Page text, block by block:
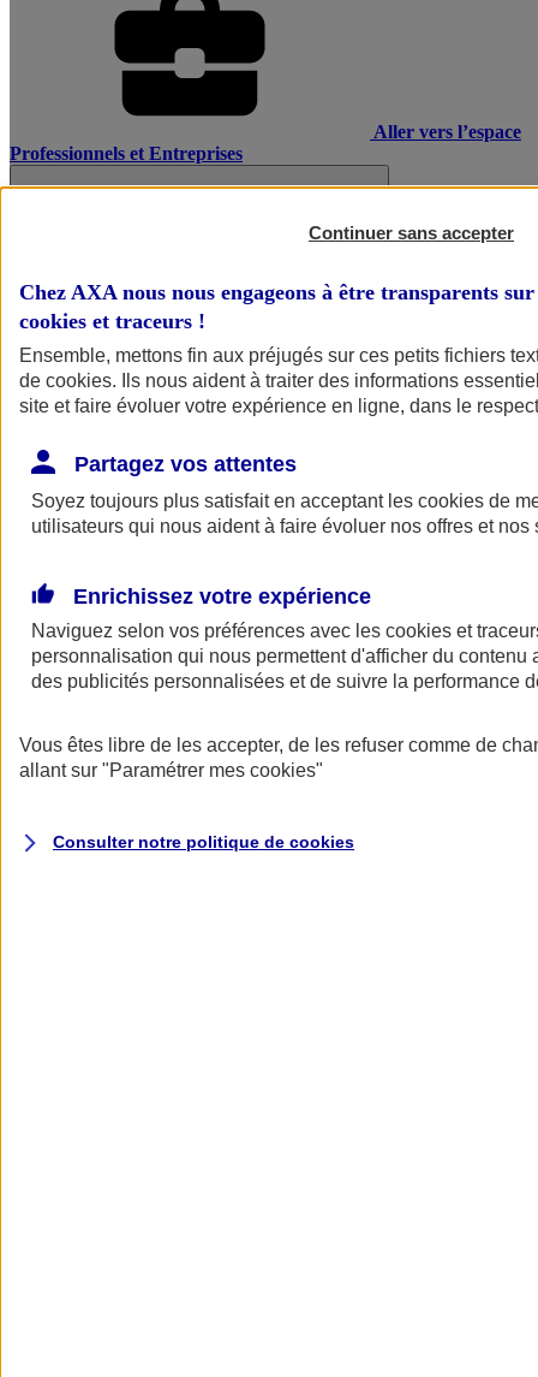
Aller vers l’espace
Professionnels et Entreprises
AXA Assurance
Continuer sans accepter
Chez AXA nous nous engageons à être transparents
cookies et traceurs !
Ensemble, mettons fin aux préjugés sur ces petits fichiers
de cookies. Ils nous aident à traiter des informations
site et faire évoluer votre expérience en ligne, dans le
Partagez vos attentes
Soyez toujours plus satisfait en acceptant les cookies de
utilisateurs qui nous aident à faire évoluer nos offres et nos
Enrichissez votre expérience
Naviguez selon vos préférences avec les cookies et
personnalisation qui nous permettent d'afficher du contenu
des publicités personnalisées et de suivre la performance
Vous êtes libre de les accepter, de les refuser comme de
allant sur "Paramétrer mes cookies"
Consulter notre politique de cookies